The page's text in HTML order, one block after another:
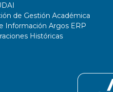
de Gestión Académica
Información Argos ERP
Históricas